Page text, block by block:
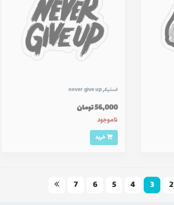
استیکر never give up
56,000 تومان
ناموجود
2
3
4
5
6
7